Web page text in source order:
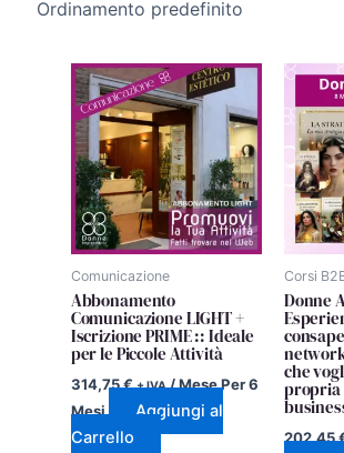
Comunicazione
Abbonamento
Comunicazione LIGHT +
Iscrizione PRIME :: Ideale
per le Piccole Attività
314,75€ + IVA/ MesePer 6
Mesi
Aggiungi al
Carrello
Corsi
Donne
che
propria
202,45